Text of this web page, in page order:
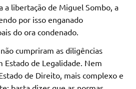
a libertação de Miguel Sombo, a
por isso enganado
do ora condenado.
cumpriram as diligências
Estado de Legalidade. Nem
de Direito, mais complexo e